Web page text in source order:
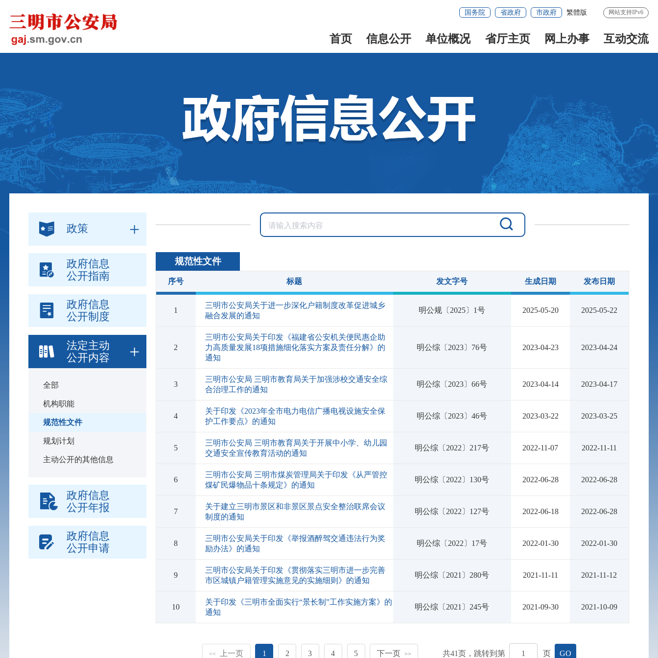
国务院 省政府 市政府 繁體版 网站支持IPv6
首页 信息公开 单位概况 省厅主页 网上办事 互动交流
政策
政府信息
公开指南
政府信息
公开制度
法定主动
公开内容
全部
机构职能
规范性文件
规划计划
主动公开的其他信息
政府信息
公开年报
政府信息
公开申请
规范性文件
序号 标题 发文字号 生成日期 发布日期
1
三明市公安局关于进一步深化户籍制度改革促进城乡
融合发展的通知
明公规〔2025〕1号 2025-05-20 2025-05-22
2
三明市公安局关于印发《福建省公安机关便民惠企助
力高质量发展18项措施细化落实方案及责任分解》的
通知
明公综〔2023〕76号 2023-04-23 2023-04-24
3
三明市公安局 三明市教育局关于加强涉校交通安全综
合治理工作的通知
明公综〔2023〕66号 2023-04-14 2023-04-17
4
关于印发《2023年全市电力电信广播电视设施安全保
护工作要点》的通知
明公综〔2023〕46号 2023-03-22 2023-03-25
5
三明市公安局 三明市教育局关于开展中小学、幼儿园
交通安全宣传教育活动的通知
明公综〔2022〕217号 2022-11-07 2022-11-11
6
三明市公安局 三明市煤炭管理局关于印发《从严管控
煤矿民爆物品十条规定》的通知
明公综〔2022〕130号 2022-06-28 2022-06-28
7
关于建立三明市景区和非景区景点安全整治联席会议
制度的通知
明公综〔2022〕127号 2022-06-18 2022-06-28
8
三明市公安局关于印发《举报酒醉驾交通违法行为奖
励办法》的通知
明公综〔2022〕17号 2022-01-30 2022-01-30
9
三明市公安局关于印发《贯彻落实三明市进一步完善
市区城镇户籍管理实施意见的实施细则》的通知
明公综〔2021〕280号 2021-11-11 2021-11-12
10
关于印发《三明市全面实行“景长制”工作实施方案》的
通知
明公综〔2021〕245号 2021-09-30 2021-10-09
<< 上一页 1 2 3 4 5 下一页 >> 共41页，跳转到第 页 GO